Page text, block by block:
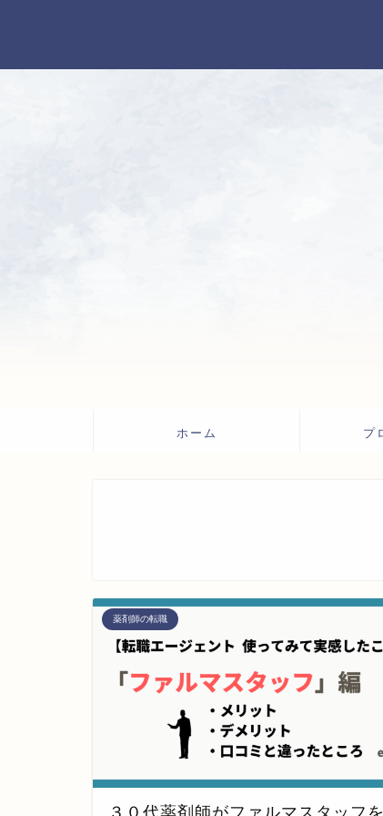
ホーム プ
薬剤師の転職
３０代薬剤師がファルマスタッフ